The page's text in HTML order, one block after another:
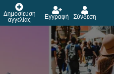
Δημοσίευση
αγγελίας
Εγγραφή Σύνδεση